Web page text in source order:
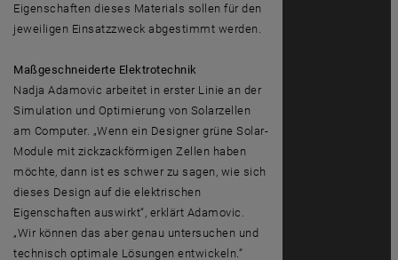
Eigenschaften dieses Materials sollen für den
jeweiligen Einsatzzweck abgestimmt werden.
Maßgeschneiderte Elektrotechnik
Nadja Adamovic arbeitet in erster Linie an der
Simulation und Optimierung von Solarzellen
am Computer. „Wenn ein Designer grüne Solar-
Module mit zickzackförmigen Zellen haben
möchte, dann ist es schwer zu sagen, wie sich
dieses Design auf die elektrischen
Eigenschaften auswirkt“, erklärt Adamovic.
„Wir können das aber genau untersuchen und
technisch optimale Lösungen entwickeln.“